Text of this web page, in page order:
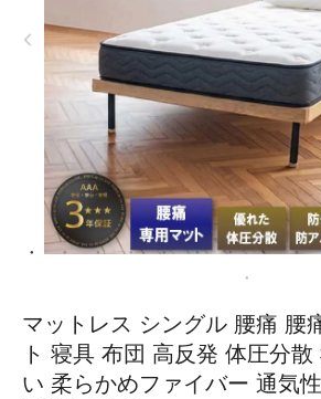
マットレス シングル 腰痛 腰
ト 寝具 布団 高反発 体圧分
い 柔らかめファイバー 通気